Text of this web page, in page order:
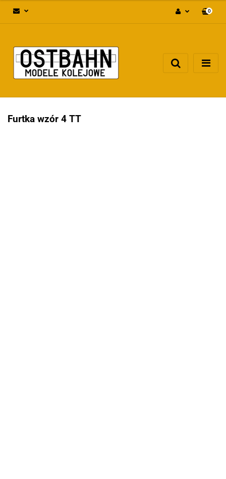
Dodaj zgłoszenie
0
Furtka wzór 4 TT